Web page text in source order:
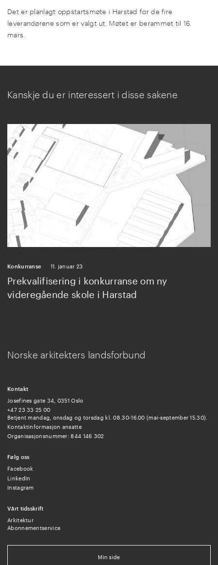
Det er planlagt oppstartsmøte i Harstad for de fire
leverandørene som er valgt ut. Møtet er berammet til 16.
mars.
Kanskje du er interessert i disse sakene
Konkurranse 11. januar 23
Prekvalifisering i konkurranse om ny
videregående skole i Harstad
Norske arkitekters landsforbund
Kontakt
Josefines gate 34, 0351 Oslo
+47 23 33 25 00
Betjent mandag, onsdag og torsdag kl. 08.30-16.00 (mai-september 15.30).
Kontaktinformasjon ansatte
Organisasjonsnummer: 844 146 302
Følg oss
Facebook
LinkedIn
Instagram
Vårt tidsskrift
Arkitektur
Abonnementservice
Min side